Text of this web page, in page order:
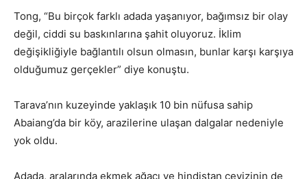
Tong, “Bu birçok farklı adada yaşanıyor, bağımsız bir olay
değil, ciddi su baskınlarına şahit oluyoruz. İklim
değişikliğiyle bağlantılı olsun olmasın, bunlar karşı karşıya
olduğumuz gerçekler” diye konuştu.
Tarava’nın kuzeyinde yaklaşık 10 bin nüfusa sahip
Abaiang’da bir köy, arazilerine ulaşan dalgalar nedeniyle
yok oldu.
Adada, aralarında ekmek ağacı ve hindistan cevizinin de